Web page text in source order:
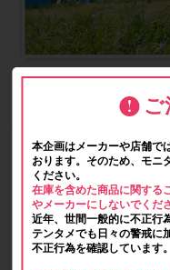
ご
本企画はメーカーや店舗で
おります。そのため、モニ
ください。
在庫を含めた商品に関する
やメーカーにしないでくだ
近年、世間一般的に不正行
テンタメでも日々の警戒に
不正行為を確認しています。